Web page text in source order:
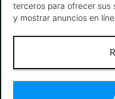
react
terceros para ofrecer sus
y mostrar anuncios en